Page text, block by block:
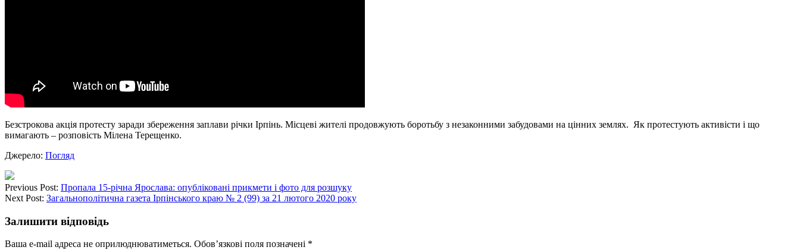
Безстрокова акція протесту заради збереження заплави річки Ірпінь. Місцеві жителі продовжують боротьбу з незаконними забудовами на цінних землях. Як протестують активісти і що
вимагають – розповість Мілена Терещенко.
Джерело: Погляд
Previous Post: Пропала 15-річна Ярослава: опубліковані прикмети і фото для розшуку
Next Post: Загальнополітична газета Ірпінського краю № 2 (99) за 21 лютого 2020 року
Залишити відповідь
Ваша e-mail адреса не оприлюднюватиметься. Обов’язкові поля позначені *